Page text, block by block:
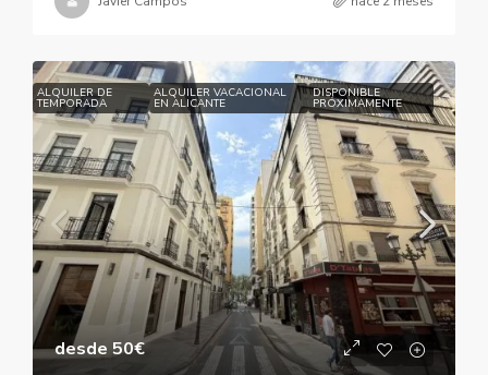
ALQUILER DE
TEMPORADA
ALQUILER VACACIONAL
EN ALICANTE
DISPONIBLE
PRÓXIMAMENTE
desde 50€